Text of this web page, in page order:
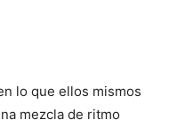
lo que ellos mismos
mezcla de ritmo